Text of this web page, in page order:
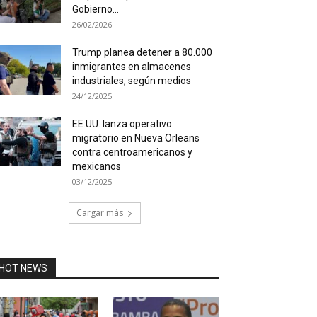
Gobierno...
26/02/2026
Trump planea detener a 80.000
inmigrantes en almacenes
industriales, según medios
24/12/2025
EE.UU. lanza operativo
migratorio en Nueva Orleans
contra centroamericanos y
mexicanos
03/12/2025
Cargar más
NEWS